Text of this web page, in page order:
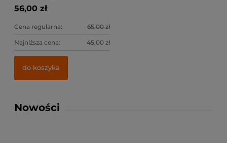
56,00 zł
Cena regularna: 65,00 zł
Najniższa cena: 45,00 zł
do koszyka
Nowości